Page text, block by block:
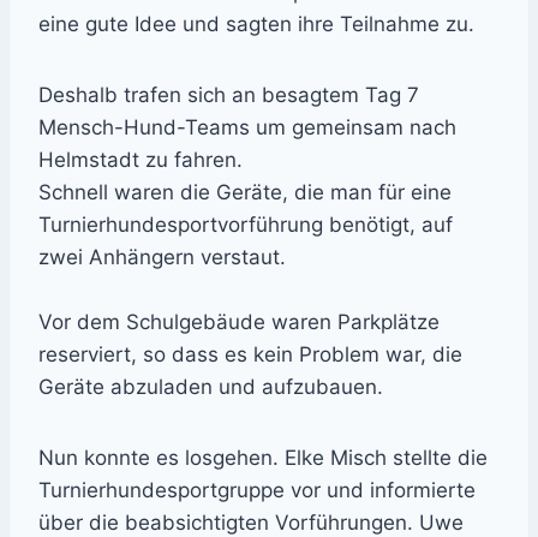
eine gute Idee und sagten ihre Teilnahme zu.
Deshalb trafen sich an besagtem Tag 7
Mensch-Hund-Teams um gemeinsam nach
Helmstadt zu fahren.
Schnell waren die Geräte, die man für eine
Turnierhundesportvorführung benötigt, auf
zwei Anhängern verstaut.
Vor dem Schulgebäude waren Parkplätze
reserviert, so dass es kein Problem war, die
Geräte abzuladen und aufzubauen.
Nun konnte es losgehen. Elke Misch stellte die
Turnierhundesportgruppe vor und informierte
über die beabsichtigten Vorführungen. Uwe